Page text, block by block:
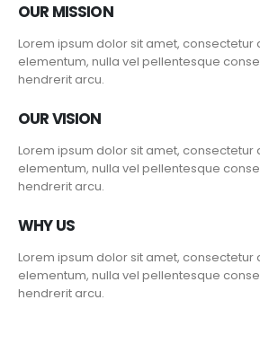
OUR MISSION
Lorem ipsum dolor sit amet, consectetur
elementum, nulla vel pellentesque
hendrerit arcu.
OUR VISION
Lorem ipsum dolor sit amet, consectetur
elementum, nulla vel pellentesque
hendrerit arcu.
WHY US
Lorem ipsum dolor sit amet, consectetur
elementum, nulla vel pellentesque
hendrerit arcu.